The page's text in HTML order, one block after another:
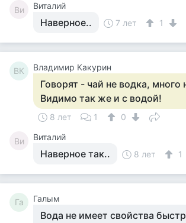
Ви Виталий
Наверное.. 7 лет 1
ВК Владимир Какурин
Говорят - чай не водка, много
Видимо так же и с водой!
8 лет 1 0
Ви Виталий
Наверное так.. 8 лет 1
Га Галым
Вода не имеет свойства